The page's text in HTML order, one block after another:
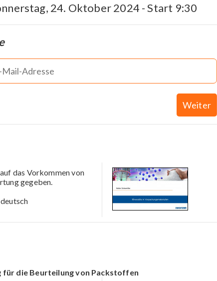
24. Oktober 2024 - Start 9:30
Weiter
das Vorkommen von
gegeben.
deutsch
die Beurteilung von Packstoffen